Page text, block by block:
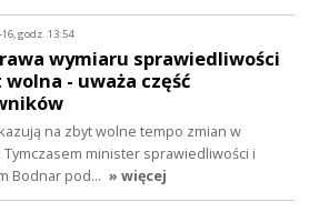
16, godz. 13:54
wymiaru sprawiedliwości
wolna - uważa część
na zbyt wolne tempo zmian w
minister sprawiedliwości i
Bodnar pod… » więcej